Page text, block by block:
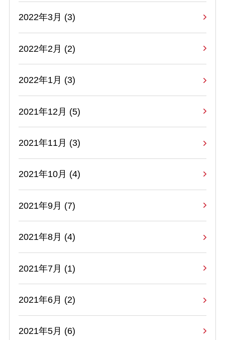
2022年3月 (3)
2022年2月 (2)
2022年1月 (3)
2021年12月 (5)
2021年11月 (3)
2021年10月 (4)
2021年9月 (7)
2021年8月 (4)
2021年7月 (1)
2021年6月 (2)
2021年5月 (6)